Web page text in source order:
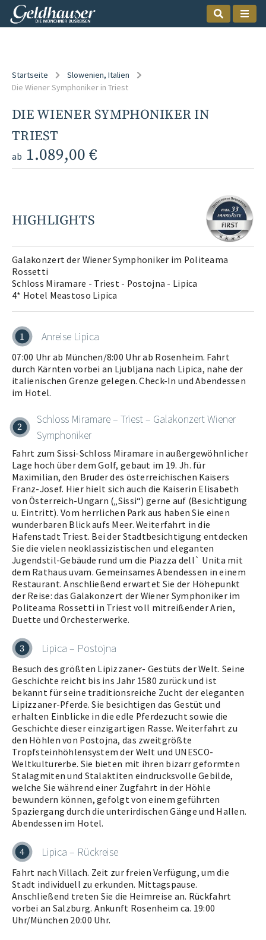
Startseite Slowenien, Italien
Die Wiener Symphoniker in Triest
DIE WIENER SYMPHONIKER IN
TRIEST
ab 1.089,00 €
HIGHLIGHTS
Galakonzert der Wiener Symphoniker im Politeama
Rossetti
Schloss Miramare - Triest - Postojna - Lipica
1 Anreise Lipica
07:00 Uhr ab München/8:00 Uhr ab Rosenheim. Fahrt
durch Kärnten vorbei an Ljubljana nach Lipica, nahe der
italienischen Grenze gelegen. Check-In und Abendessen
im Hotel.
2
Schloss Miramare – Triest – Galakonzert Wiener
Symphoniker
Fahrt zum Sissi-Schloss Miramare in außergewöhnlicher
Lage hoch über dem Golf, gebaut im 19. Jh. für
Maximilian, den Bruder des österreichischen Kaisers
Franz-Josef. Hier hielt sich auch die Kaiserin Elisabeth
von Österreich-Ungarn („Sissi“) gerne auf (Besichtigung
u. Eintritt). Vom herrlichen Park aus haben Sie einen
wunderbaren Blick aufs Meer. Weiterfahrt in die
Hafenstadt Triest. Bei der Stadtbesichtigung entdecken
Sie die vielen neoklassizistischen und eleganten
Jugendstil-Gebäude rund um die Piazza dell` Unita mit
dem Rathaus uvam. Gemeinsames Abendessen in einem
Restaurant. Anschließend erwartet Sie der Höhepunkt
der Reise: das Galakonzert der Wiener Symphoniker im
Politeama Rossetti in Triest voll mitreißender Arien,
Duette und Orchesterwerke.
3 Lipica – Postojna
Besuch des größten Lipizzaner- Gestüts der Welt. Seine
Geschichte reicht bis ins Jahr 1580 zurück und ist
bekannt für seine traditionsreiche Zucht der eleganten
Lipizzaner-Pferde. Sie besichtigen das Gestüt und
erhalten Einblicke in die edle Pferdezucht sowie die
Geschichte dieser einzigartigen Rasse. Weiterfahrt zu
den Höhlen von Postojna, das zweitgrößte
Tropfsteinhöhlensystem der Welt und UNESCO-
Weltkulturerbe. Sie bieten mit ihren bizarr geformten
Stalagmiten und Stalaktiten eindrucksvolle Gebilde,
welche Sie während einer Zugfahrt in der Höhle
bewundern können, gefolgt von einem geführten
Spaziergang durch die unterirdischen Gänge und Hallen.
Abendessen im Hotel.
4 Lipica – Rückreise
Fahrt nach Villach. Zeit zur freien Verfügung, um die
Stadt individuell zu erkunden. Mittagspause.
Anschließend treten Sie die Heimreise an. Rückfahrt
vorbei an Salzburg. Ankunft Rosenheim ca. 19:00
Uhr/München 20:00 Uhr.